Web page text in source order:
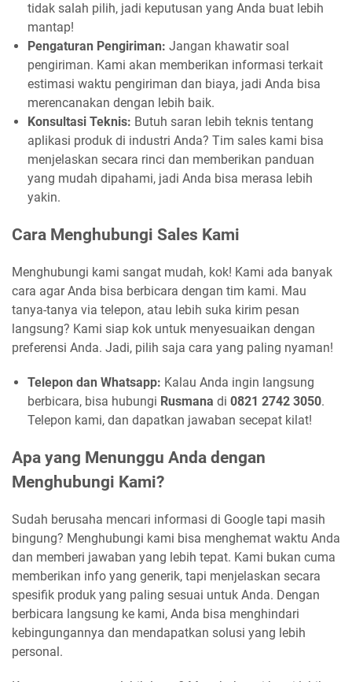
tidak salah pilih, jadi keputusan yang Anda buat lebih
mantap!
Pengaturan Pengiriman: Jangan khawatir soal
pengiriman. Kami akan memberikan informasi terkait
estimasi waktu pengiriman dan biaya, jadi Anda bisa
merencanakan dengan lebih baik.
Konsultasi Teknis: Butuh saran lebih teknis tentang
aplikasi produk di industri Anda? Tim sales kami bisa
menjelaskan secara rinci dan memberikan panduan
yang mudah dipahami, jadi Anda bisa merasa lebih
yakin.
Cara Menghubungi Sales Kami
Menghubungi kami sangat mudah, kok! Kami ada banyak
cara agar Anda bisa berbicara dengan tim kami. Mau
tanya-tanya via telepon, atau lebih suka kirim pesan
langsung? Kami siap kok untuk menyesuaikan dengan
preferensi Anda. Jadi, pilih saja cara yang paling nyaman!
Telepon dan Whatsapp: Kalau Anda ingin langsung
berbicara, bisa hubungi Rusmana di 0821 2742 3050.
Telepon kami, dan dapatkan jawaban secepat kilat!
Apa yang Menunggu Anda dengan
Menghubungi Kami?
Sudah berusaha mencari informasi di Google tapi masih
bingung? Menghubungi kami bisa menghemat waktu Anda
dan memberi jawaban yang lebih tepat. Kami bukan cuma
memberikan info yang generik, tapi menjelaskan secara
spesifik produk yang paling sesuai untuk Anda. Dengan
berbicara langsung ke kami, Anda bisa menghindari
kebingungannya dan mendapatkan solusi yang lebih
personal.